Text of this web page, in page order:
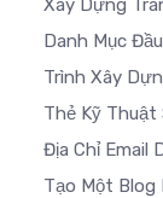
Danh Mục
Trình Xây
Thẻ Kỹ Thuật
Địa Chỉ Email
Tạo Một Blog